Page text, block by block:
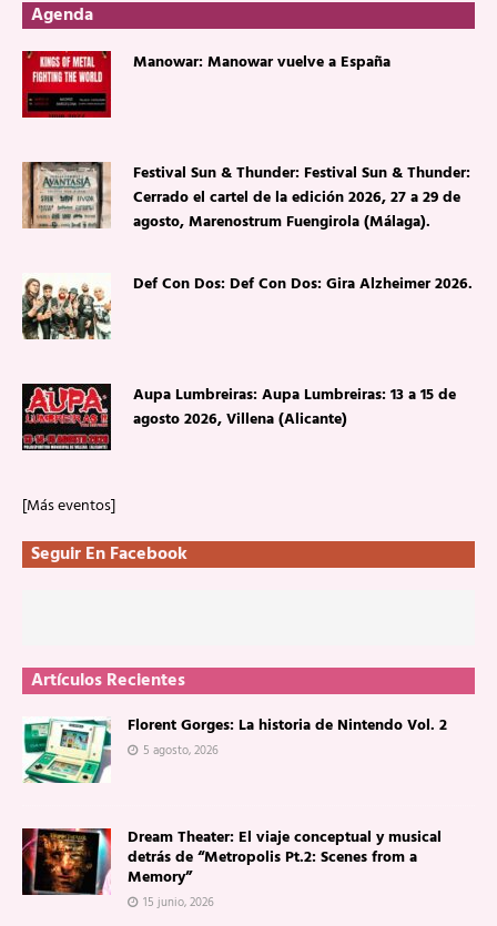
Agenda
Manowar: Manowar vuelve a España
Festival Sun & Thunder: Festival Sun & Thunder:
Cerrado el cartel de la edición 2026, 27 a 29 de
agosto, Marenostrum Fuengirola (Málaga).
Def Con Dos: Def Con Dos: Gira Alzheimer 2026.
Aupa Lumbreiras: Aupa Lumbreiras: 13 a 15 de
agosto 2026, Villena (Alicante)
[Más eventos]
Seguir En Facebook
Artículos Recientes
Florent Gorges: La historia de Nintendo Vol. 2
5 agosto, 2026
Dream Theater: El viaje conceptual y musical
detrás de “Metropolis Pt.2: Scenes from a
Memory”
15 junio, 2026